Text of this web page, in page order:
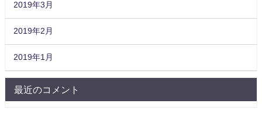
2019年3月
2019年2月
2019年1月
最近のコメント